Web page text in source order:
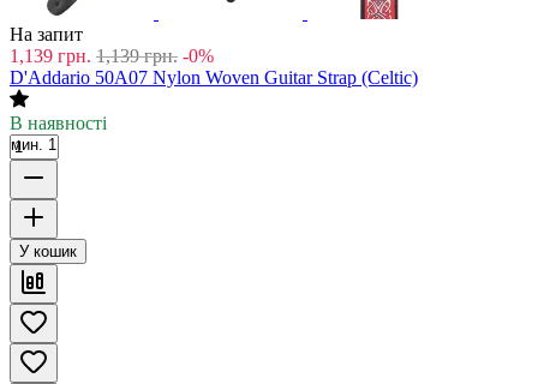
На запит
1,139 грн. 1,139 грн. -0%
D'Addario 50A07 Nylon Woven Guitar Strap (Celtic)
В наявності
мин. 1
У кошик